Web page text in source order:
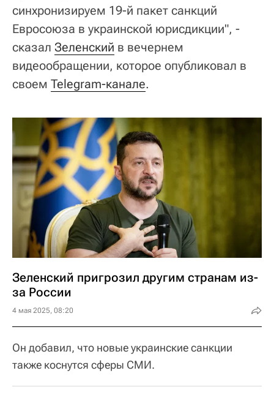
синхронизируем 19-й пакет санкций
Евросоюза в украинской юрисдикции", -
сказал Зеленский в вечернем
видеообращении, которое опубликовал в
своем Telegram-канале.
Зеленский пригрозил другим странам из-
за России
4 мая 2025, 08:20
Он добавил, что новые украинские санкции
также коснутся сферы СМИ.